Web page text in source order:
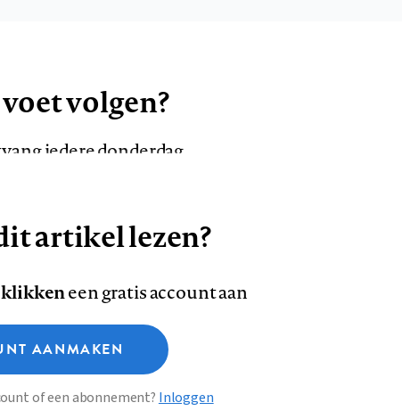
volgen?
iedere donderdag
AANMELDEN
Privacy About us
Deze site gebruikt cookies
artikel lezen?
klikkeneen gratis account aan
AANMAKEN
of een abonnement? Inloggen